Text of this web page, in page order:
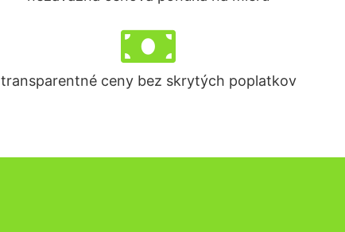
transparentné ceny bez skrytých poplatkov